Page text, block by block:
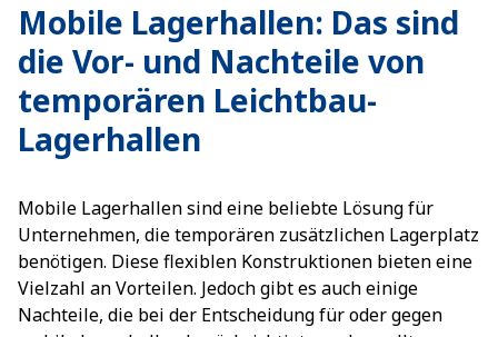
Mobile Lagerhallen: Das sind
die Vor- und Nachteile von
temporären Leichtbau-
Lagerhallen
Mobile Lagerhallen sind eine beliebte Lösung für
Unternehmen, die temporären zusätzlichen Lagerplatz
benötigen. Diese flexiblen Konstruktionen bieten eine
Vielzahl an Vorteilen. Jedoch gibt es auch einige
Nachteile, die bei der Entscheidung für oder gegen